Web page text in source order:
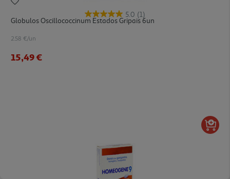
5.0 (1)
Globulos Oscillococcinum Estados Gripais 6un
2.58 €/un
15,49 €